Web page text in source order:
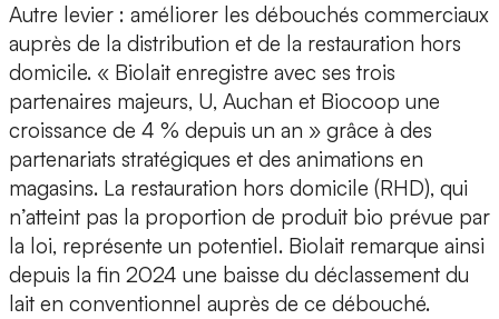
Autre levier : améliorer les débouchés commerciaux
auprès de la distribution et de la restauration hors
domicile. « Biolait enregistre avec ses trois
partenaires majeurs, U, Auchan et Biocoop une
croissance de 4 % depuis un an » grâce à des
partenariats stratégiques et des animations en
magasins. La restauration hors domicile (RHD), qui
n’atteint pas la proportion de produit bio prévue par
la loi, représente un potentiel. Biolait remarque ainsi
depuis la fin 2024 une baisse du déclassement du
lait en conventionnel auprès de ce débouché.